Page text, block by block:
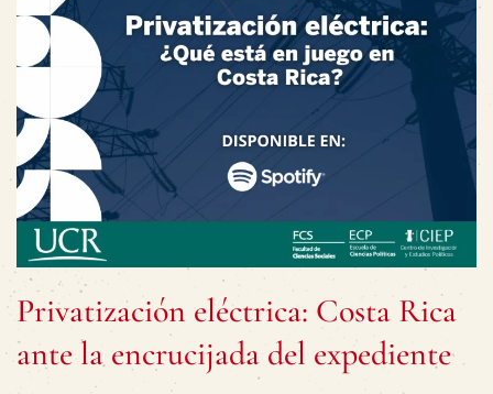
Privatización eléctrica: Costa Rica
ante la encrucijada del expediente